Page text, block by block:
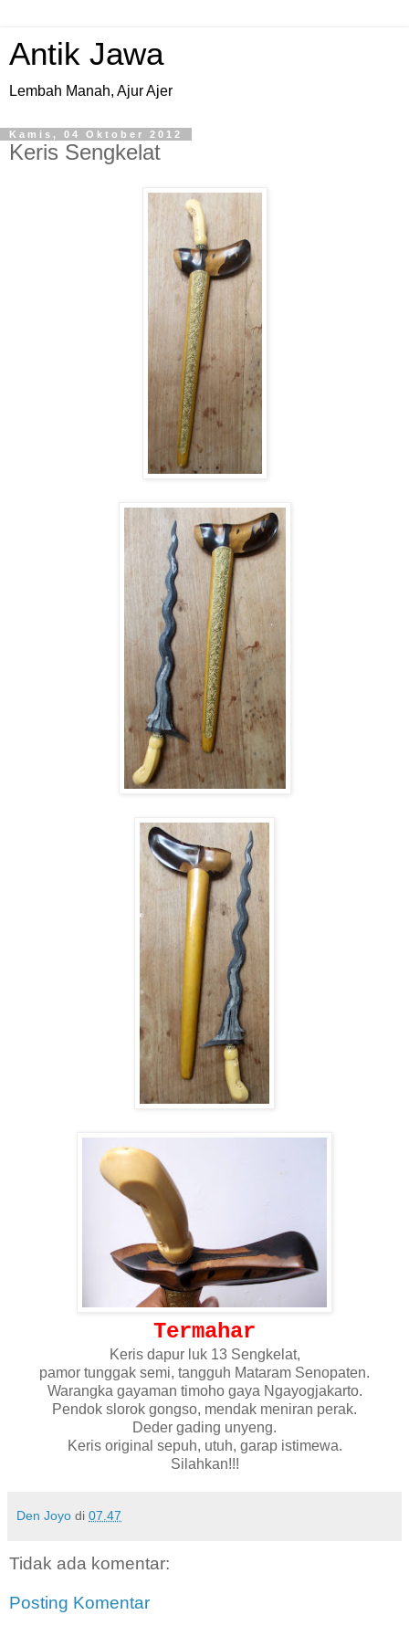
Antik Jawa
Lembah Manah, Ajur Ajer
Kamis, 04 Oktober 2012
Keris Sengkelat
Termahar
Keris dapur luk 13 Sengkelat,
pamor tunggak semi, tangguh Mataram Senopaten.
Warangka gayaman timoho gaya Ngayogjakarto.
Pendok slorok gongso, mendak meniran perak.
Deder gading unyeng.
Keris original sepuh, utuh, garap istimewa.
Silahkan!!!
Den Joyo di 07.47
Tidak ada komentar:
Posting Komentar